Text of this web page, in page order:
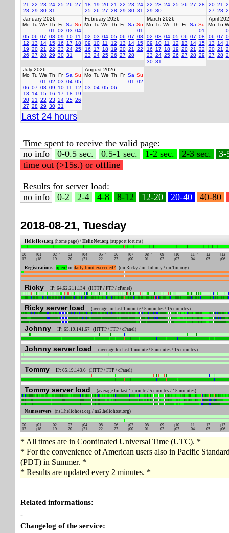
21
22 23 24 25 26 27
28 29 30 31
18
19 20 21 22 23 24
25 26 27 28 29 30 31
22 23 24 25 26 27 28
29 30
20 21
27 28
January 2026
Mo Tu We Th Fr Sa Su
01
02 03 04
05 06 07 08 09 10 11
12
13 14 15 16 17
18
19 20 21 22 23 24 25
26 27 28 29 30 31
February 2026
Mo Tu We Th Fr Sa Su
01
02 03 04 05 06 07 08
09
10 11 12 13 14 15
16
17 18 19 20 21
22
23 24 25 26 27 28
March 2026
Mo Tu We Th Fr Sa Su
01
02 03 04 05 06 07 08
09
10 11 12 13 14 15
16
17 18 19 20 21
22
23 24 25 26 27 28 29
30 31
April
Mo Tu
06 07
13
14
20 21
27 28
July 2026
Mo Tu We Th Fr Sa Su
01
02 03 04 05
06 07 08 09 10 11
12
13
14 15 16 17 18
19
20 21 22 23 24 25 26
27 28 29 30 31
August 2026
Mo Tu We Th Fr Sa Su
01
02
03 04 05 06
Last 24 hours
Time spent to receive the valid page:
no info
0-0.5 sec. 0.5-1 sec. 1-2 sec. 2-3 sec.
3-
time out (>15s.) or offline
Results for server load:
no info
0-2 2-4 4-8 8-12 12-20 20-40 40-80
2018-08-21, Tuesday
HelioHost.org (home page) / HelioNet.org (support forums)
Registrations open? or daily limit exceeded? (on Ricky / on Johnny / on Tommy)
Ricky IP: 64.62.211.134 (HTTP / FTP / cPanel)
Ricky server load (average for last 1 minute / 5 minutes / 15 minutes)
Johnny IP: 65.19.141.67 (HTTP / FTP / cPanel)
Johnny server load (average for last 1 minute / 5 minutes / 15 minutes)
Tommy IP: 65.19.143.6 (HTTP / FTP / cPanel)
Tommy server load (average for last 1 minute / 5 minutes / 15 minutes)
Nameservers (ns1.heliohost.org / ns2.heliohost.org)
00 01 02 03 04 05 06 07 08 09 10 11 12
13
17
18 19 20 21 22 23 00 01 02 03 04 05 06
00 01 02 03 04 05 06 07 08 09 10 11 12
13
17
18 19 20 21 22 23 00 01 02 03 04 05 06
* All times are in Coordinated Universal Time (UTC). *
* For the convenience of American users also in Pacific
(PDT) in Summer. *
* Results are updated every 2 minutes. *
Related informations:
-
Changelog of the service: